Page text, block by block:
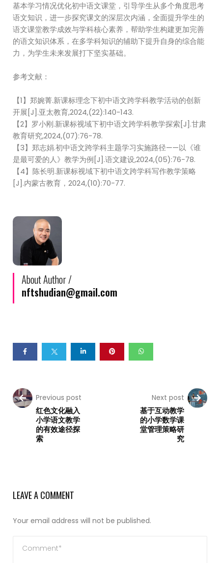
基本学习情况优化初中语文课堂，引导学生从多个角度思考
语文知识，进一步探究课文的深层次内涵，全面提升学生的
语文课堂教学成效与学科核心素养，帮助学生构建更加完善
的语文知识体系，在多学科知识的辅助下提升自身的综合能
力，为学生未来发展打下坚实基础。
参考文献：
【1】郑婉菁.新课标理念下初中语文跨学科教学活动的创新
开展[J].亚太教育,2024,(22):140-143.
【2】罗小刚.新课标视域下初中语文跨学科教学探索[J].甘肃
教育研究,2024,(07):76-78.
【3】郑志娟.初中语文跨学科主题学习实施路径——以《谁
是最可爱的人》教学为例[J].语文建设,2024,(05):76-78.
【4】陈长明.新课标视域下初中语文跨学科写作教学策略
[J].内蒙古教育，2024,(10):70-77.
About Author /
nftshudian@gmail.com
Previous post
红色文化融入
小学语文教学
的有效途径探
索
Next post
基于互动教学
的小学数学课
堂管理策略研
究
LEAVE A COMMENT
Your email address will not be published.